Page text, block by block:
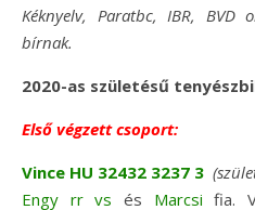
Kéknyelv, Paratbc, IBR, BVD
bírnak.
2020-as születésű
Első végzett csoport:
Vince HU 32432 3237 3
Engy rr vs és Marcsi fia.